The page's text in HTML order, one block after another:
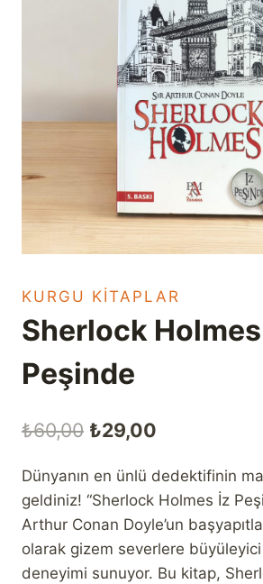
KURGU KITAPLAR
Sherlock
Peşinde
₺60,00 Orijinal
₺60,00.
₺29,00
fiyat:
₺29,00.
Dünyanın en ünlü dedektifinin
geldiniz! “Sherlock Holmes İz
Arthur Conan Doyle’un
olarak gizem severlere
deneyimi sunuyor. Bu kitap,